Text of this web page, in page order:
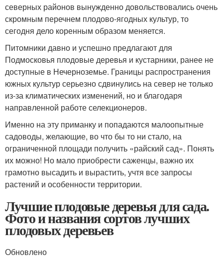
северных районов вынужденно довольствовались очень
скромным перечнем плодово-ягодных культур, то
сегодня дело коренным образом меняется.
Питомники давно и успешно предлагают для
Подмосковья плодовые деревья и кустарники, ранее не
доступные в Нечерноземье. Границы распространения
южных культур серьезно сдвинулись на север не только
из-за климатических изменений, но и благодаря
направленной работе селекционеров.
Именно на эту приманку и попадаются малоопытные
садоводы, желающие, во что бы то ни стало, на
ограниченной площади получить «райский сад». Понять
их можно! Но мало приобрести саженцы, важно их
грамотно высадить и вырастить, учтя все запросы
растений и особенности территории.
Лучшие плодовые деревья для сада.
Фото и названия сортов лучших
плодовых деревьев
Обновлено